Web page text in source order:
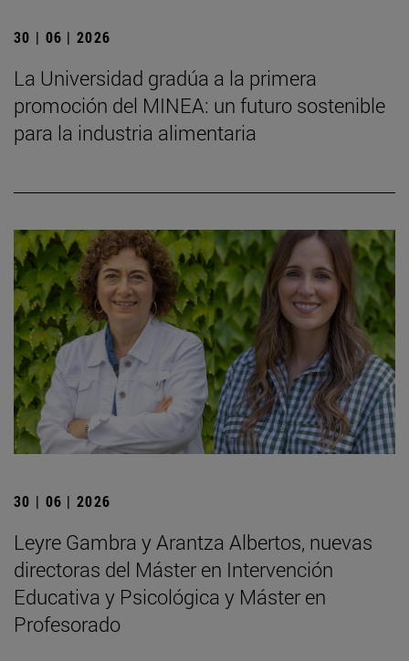
30 | 06 | 2026
La Universidad gradúa a la primera
promoción del MINEA: un futuro sostenible
para la industria alimentaria
30 | 06 | 2026
Leyre Gambra y Arantza Albertos, nuevas
directoras del Máster en Intervención
Educativa y Psicológica y Máster en
Profesorado